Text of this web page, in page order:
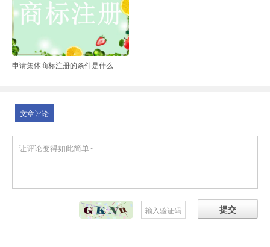
申请集体商标注册的条件是什么
文章评论
提交